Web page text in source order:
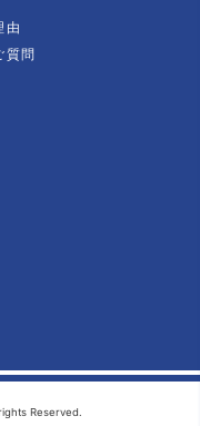
由
質問
Reserved.